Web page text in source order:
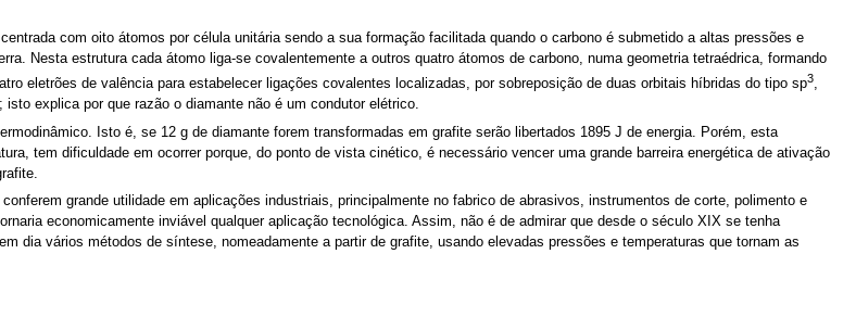
com oito átomos por célula unitária sendo a sua formação facilitada quando o carbono é submetido a altas pressões e
Nesta estrutura cada átomo liga-se covalentemente a outros quatro átomos de carbono, numa geometria tetraédrica, formando
eletrões de valência para estabelecer ligações covalentes localizadas, por sobreposição de duas orbitais híbridas do tipo sp3,
explica por que razão o diamante não é um condutor elétrico.
Isto é, se 12 g de diamante forem transformadas em grafite serão libertados 1895 J de energia. Porém, esta
tem dificuldade em ocorrer porque, do ponto de vista cinético, é necessário vencer uma grande barreira energética de ativação
grande utilidade em aplicações industriais, principalmente no fabrico de abrasivos, instrumentos de corte, polimento e
economicamente inviável qualquer aplicação tecnológica. Assim, não é de admirar que desde o século XIX se tenha
dia vários métodos de síntese, nomeadamente a partir de grafite, usando elevadas pressões e temperaturas que tornam as